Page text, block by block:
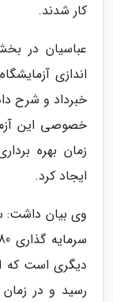
کار شدند.
عباسیان در
اندازی
ایجاد کرد.
وی بیان داشت:
دیگری است که